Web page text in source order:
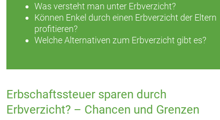
Was versteht man unter Erbverzicht?
Können Enkel durch einen Erbverzicht der Eltern
profitieren?
Welche Alternativen zum Erbverzicht gibt es?
Erbschaftssteuer sparen durch
Erbverzicht? – Chancen und Grenzen